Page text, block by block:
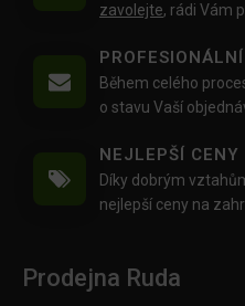
zavolejte, rádi Vám
Během celého
o stavu Vaší
NEJLEPŠÍ CENY
Díky dobrým
nejlepší ceny na
Prodejna Ruda